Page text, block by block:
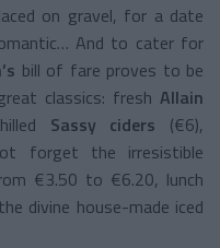
on gravel, for a date
And to cater for
bill of fare proves to be
classics: fresh Allain
Sassy ciders (€6),
forget the irresistible
€3.50 to €6.20, lunch
divine house-made iced